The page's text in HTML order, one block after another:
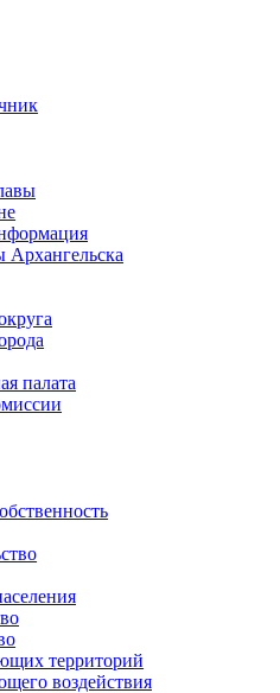
Архангельска
палата
территорий
воздействия